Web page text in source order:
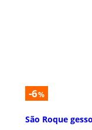
-6%
São Roque